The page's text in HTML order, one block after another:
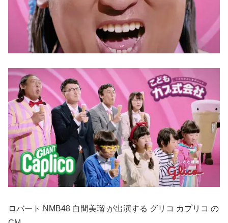
ロバート NMB48 白間美瑠 が出演する グリコ カプリコ の